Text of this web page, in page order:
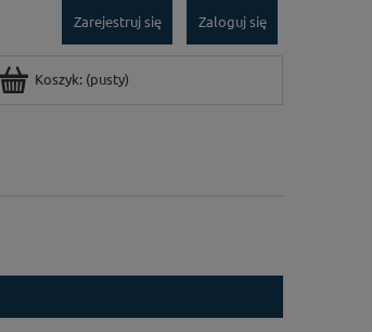
Zarejestruj się Zaloguj się
Koszyk: (pusty)